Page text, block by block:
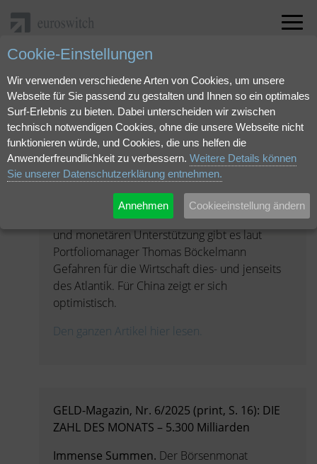
Presse + TV
Institutional-money.com (08.01.2026):
Wasser in den Wein: 2026 birgt auch
Unsicherheiten und Gefahren
Das neue Jahr hält Risiken und Enttäuschungen
parat, warnt der Investmentberater
Dolphinvest. Trotz der massiven fiskalischen
und monetären Unterstützung gibt es laut
Portfoliomanager Thomas Böckelmann
Gefahren für die Wirtschaft dies- und jenseits
des Atlantik. Für China zeigt er sich
optimistisch.
Den ganzen Artikel hier lesen.
GELD-Magazin, Nr. 6/2025 (print, S. 16): DIE
ZAHL DES MONATS – 5.300 Milliarden
Immense Summen. Der Börsenmonat
Cookie-Einstellungen
Wir verwenden verschiedene Arten von Cookies, um unsere
Webseite für Sie passend zu gestalten und Ihnen so ein optimales
Surf-Erlebnis zu bieten. Dabei unterscheiden wir zwischen
technisch notwendigen Cookies, ohne die unsere Webseite nicht
funktionieren würde, und Cookies, die uns helfen die
Anwenderfreundlichkeit zu verbessern. Weitere Details können
Sie unserer Datenschutzerklärung entnehmen.
Annehmen Cookieeinstellung ändern